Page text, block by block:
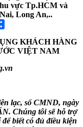
vực Tp.HCM và
Long An,..
KHÁCH HÀNG
VIỆT NAM
lạc, số CMND, ngày
Chúng tôi sẽ hỗ trợ
biết có đủ điều kiện